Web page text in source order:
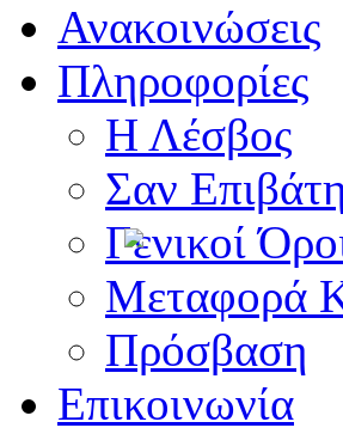
Ανακοινώσεις
Πληροφορίες
Η Λέσβος
Σαν
Γενικοί
Μεταφορά
Πρόσβαση
Επικοινωνία